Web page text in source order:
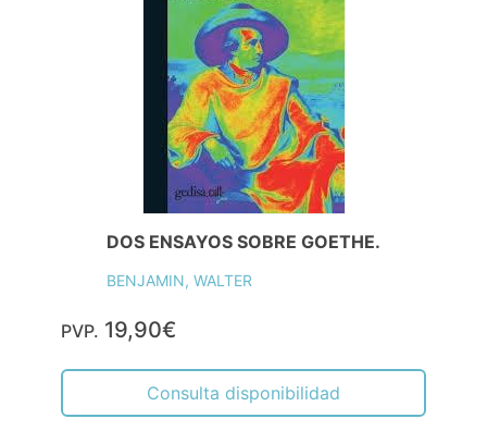
DOS ENSAYOS SOBRE GOETHE.
BENJAMIN, WALTER
PVP. 19,90€
Consulta disponibilidad